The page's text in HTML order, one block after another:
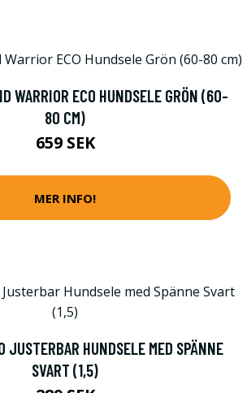
WARRIOR ECO HUNDSELE GRÖN (60-
80 CM)
659 SEK
MER INFO!
HUNDSELE MED SPÄNNE
SVART (1,5)